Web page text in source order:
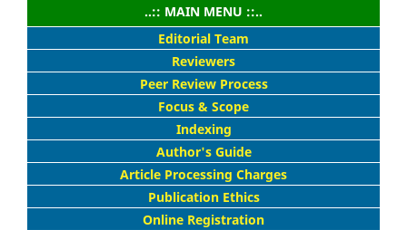
..:: MAIN MENU ::..
Editorial Team
Reviewers
Peer Review Process
Focus & Scope
Indexing
Author's Guide
Article Processing Charges
Publication Ethics
Online Registration